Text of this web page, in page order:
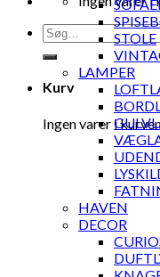
Søg
efter:
Kurv
Ingen varer i
STOLE
LAMPER
HAVEN
DECOR